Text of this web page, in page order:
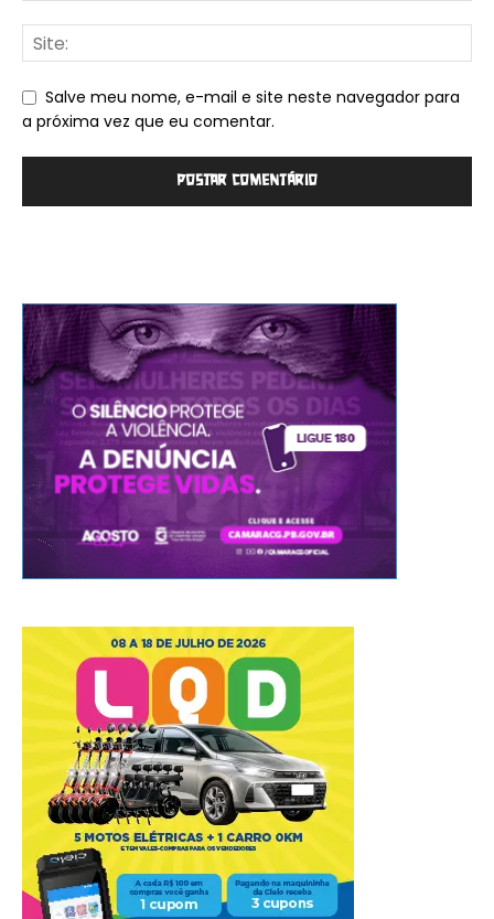
Salve meu nome, e-mail e site neste navegador para
a próxima vez que eu comentar.